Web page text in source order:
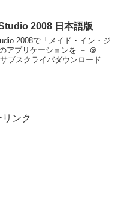
Microso...2008 日本語版
2008で「メイド・イン・ジ
アプリケーションを － ＠
ブスクライバダウンロードに
ンク